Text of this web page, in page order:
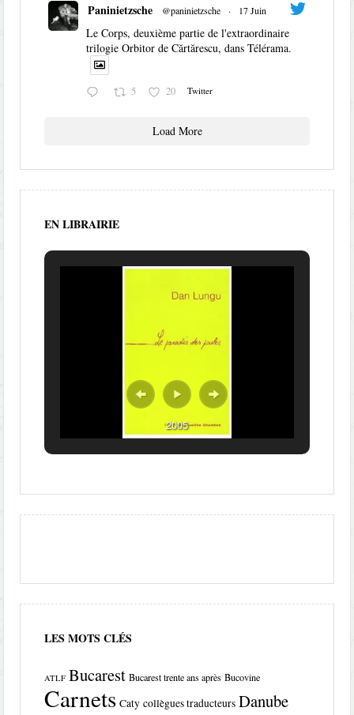
Paninietzsche @paninietzsche · 17 Juin
Le Corps, deuxième partie de l'extraordinaire
trilogie Orbitor de Cărtărescu, dans Télérama.
5 20 Twitter
Load More
EN LIBRAIRIE
2005
LES MOTS CLÉS
ATLF Bucarest Bucarest trente ans après Bucovine
Carnets Caty collègues traducteurs Danube